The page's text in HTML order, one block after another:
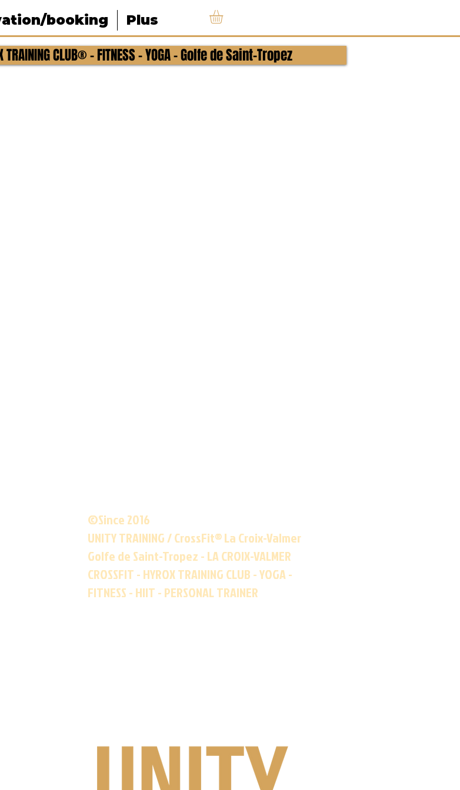
booking Plus
CLUB® - FITNESS - YOGA - Golfe de Saint-Tropez
©Since 2016
UNITY TRAINING / CrossFit® La Croix-Valmer
Golfe de Saint-Tropez - LA CROIX-VALMER
CROSSFIT - HYROX TRAINING CLUB - YOGA -
FITNESS - HIIT - PERSONAL TRAINER